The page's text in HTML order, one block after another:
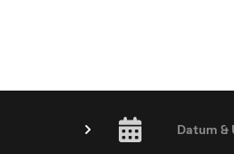
Datum &